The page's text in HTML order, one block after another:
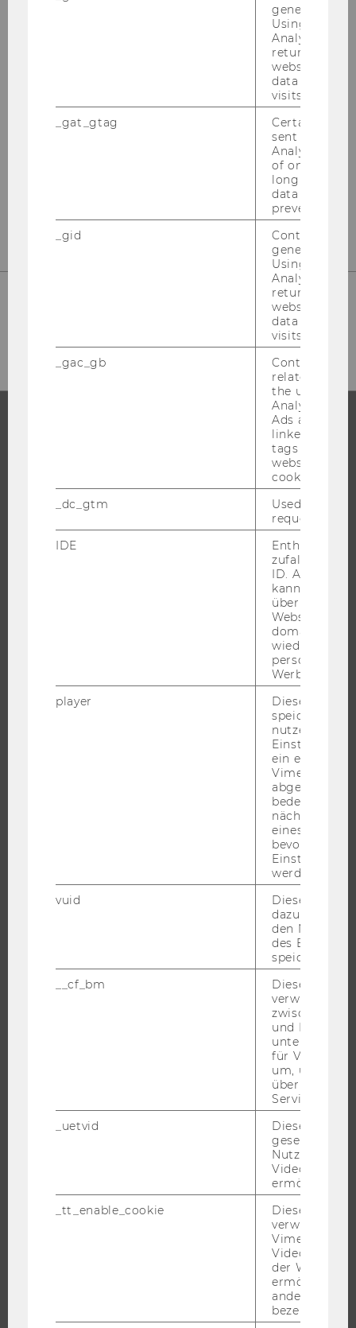
Datenschutz-​Grundverordnung (DSGVO)
BACHELOR
DOKTORAT / PHD
INTERNATIONALE UND INCOMING EXCHANGE STUDIERENDE
ANGEBOTE FÜR SCHULEN UND STUDIENINTERESSIERTE
STUDENT CLUBS
ÜBER DIE WU
generated
Using this
Analytics can
returning
website and
data from
visits.
_gat_gtag
Certain data
sent to
Analytics a
of once per
long as it is
data
prevented.
_gid
Contains a
generated
Using this
Analytics can
returning
website and
data from
visits.
_gac_gb
Contains
related
the user. If
Analytics and
Ads accounts
linked, the
tags on the
website read
cookie.
_dc_gtm
Used to
request rate.
IDE
Enthält eine
ID. Anhand
kann Google
über
Websites
Werbung
player
Dieses Cookie
speichert
ein
Vimeo-Video
abgespielt
bedeutet,
nächsten
eines Vimeo-
bevorzugten
werden.
vuid
Dieser
dazu
den
des
speichern.
__cf_bm
Dieses
verwendet,
zwischen
und Bots zu
für Vimeo
um, um
über die
Service zu
_uetvid
Dieses
gesetzt, um
Nutzung des
Videoplayers
ermöglichen
_tt_enable_cookie
Dieses
verwendet,
Vimeo-
der WU-
ermöglichen
andere nicht
bezeichnete